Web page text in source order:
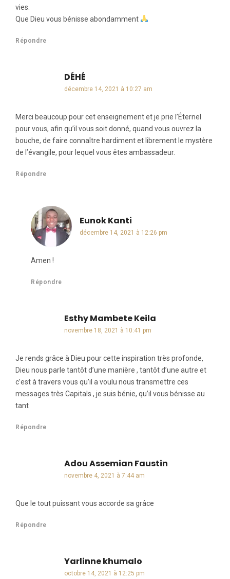
vies.
Que Dieu vous bénisse abondamment
Répondre
DÉHÉ
décembre 14, 2021 à 10:27 am
Merci beaucoup pour cet enseignement et je prie l’Éternel
pour vous, afin qu’il vous soit donné, quand vous ouvrez la
bouche, de faire connaître hardiment et librement le mystère
de l’évangile, pour lequel vous êtes ambassadeur.
Répondre
Eunok Kanti
décembre 14, 2021 à 12:26 pm
Amen !
Répondre
Esthy Mambete Keila
novembre 18, 2021 à 10:41 pm
Je rends grâce à Dieu pour cette inspiration très profonde,
Dieu nous parle tantôt d’une manière , tantôt d’une autre et
c’est à travers vous qu’il a voulu nous transmettre ces
messages très Capitals , je suis bénie, qu’il vous bénisse au
tant
Répondre
Adou Assemian Faustin
novembre 4, 2021 à 7:44 am
Que le tout puissant vous accorde sa grâce
Répondre
Yarlinne khumalo
octobre 14, 2021 à 12:25 pm